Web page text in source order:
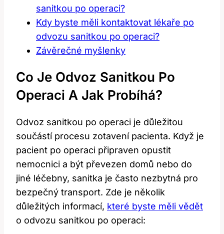
sanitkou po operaci?
Kdy byste měli kontaktovat lékaře po
odvozu sanitkou po operaci?
Závěrečné myšlenky
Co Je Odvoz Sanitkou Po
Operaci A Jak Probíhá?
Odvoz sanitkou po operaci je důležitou
součástí procesu zotavení pacienta. Když je
pacient po operaci připraven opustit
nemocnici a být převezen domů nebo do
jiné léčebny, sanitka je často nezbytná pro
bezpečný transport. Zde je několik
důležitých informací, které byste měli vědět
o odvozu sanitkou po operaci: